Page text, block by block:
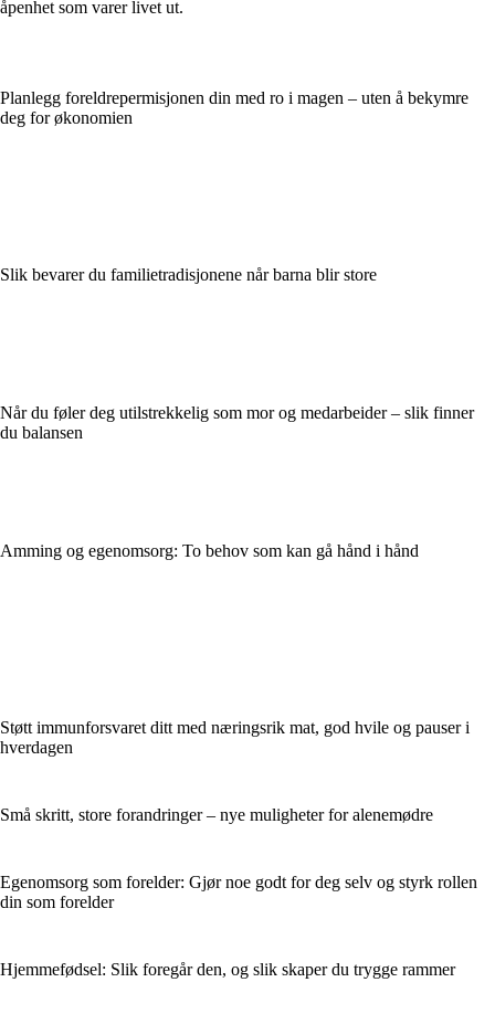
åpenhet som varer livet ut.
Planlegg foreldrepermisjonen din med ro i magen – uten å bekymre
deg for økonomien
Slik bevarer du familietradisjonene når barna blir store
Når du føler deg utilstrekkelig som mor og medarbeider – slik finner
du balansen
Amming og egenomsorg: To behov som kan gå hånd i hånd
Støtt immunforsvaret ditt med næringsrik mat, god hvile og pauser i
hverdagen
Små skritt, store forandringer – nye muligheter for alenemødre
Egenomsorg som forelder: Gjør noe godt for deg selv og styrk rollen
din som forelder
Hjemmefødsel: Slik foregår den, og slik skaper du trygge rammer